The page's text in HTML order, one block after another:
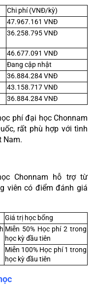
Chi phí (VNĐ/kỳ)
47.967.161 VNĐ
36.258.795 VNĐ
46.677.091 VNĐ
Đang cập nhật
36.884.284 VNĐ
43.158.717 VNĐ
36.884.284 VNĐ
phí đại học Chonnam
rất phù hợp với tình
Nam.
Chonnam hỗ trợ từ
viên có điểm đánh giá
Giá trị học bổng
Miễn 50% Học phí 2 trong
học kỳ đầu tiên
Miễn 100% Học phí 1 trong
học kỳ đầu tiên